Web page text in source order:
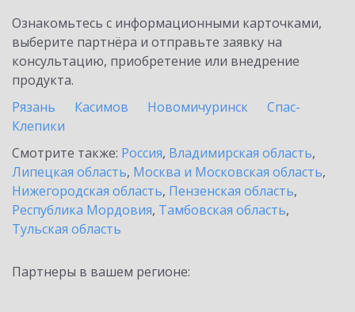
Ознакомьтесь с информационными карточками,
выберите партнёра и отправьте заявку на
консультацию, приобретение или внедрение
продукта.
Рязань
Касимов Новомичуринск
Спас-
Клепики
Смотрите также: Россия, Владимирская область,
Липецкая область, Москва и Московская область,
Нижегородская область, Пензенская область,
Республика Мордовия, Тамбовская область,
Тульская область
Партнеры в вашем регионе: